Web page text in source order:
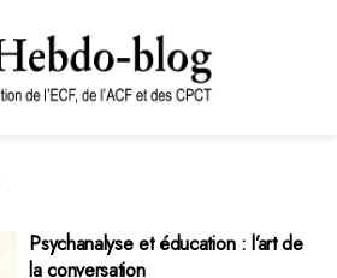
Psychanalyse et éducation : l’art de
la conversation